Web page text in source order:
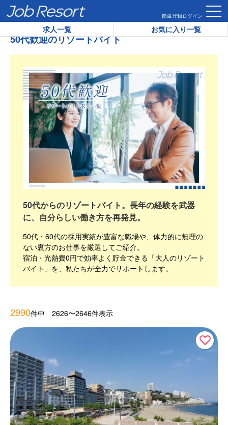
簡単登録ログイン
求人一覧 お気に入り一覧
HOME 50代歓迎のリゾートバイト
50代歓迎のリゾートバイト
50代からのリゾートバイト。長年の経験を武器
に、自分らしい働き方を再発見。
50代・60代の採用実績が豊富な職場や、体力的に無理の
ない裏方のお仕事を厳選してご紹介。
宿泊・光熱費0円で効率よく貯金できる「大人のリゾート
バイト」を、私たちが全力でサポートします。
2990件中 2626〜2646件表示